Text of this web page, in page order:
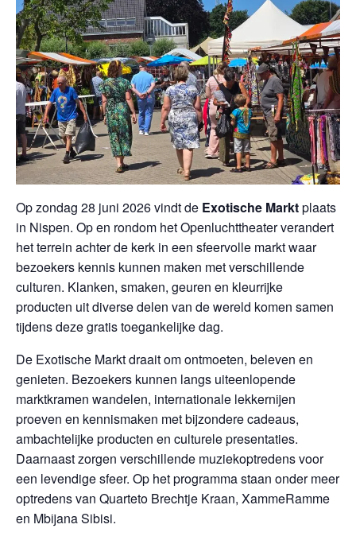
Op zondag 28 juni 2026 vindt de Exotische Marktplaats
in Nispen. Op en rondom het Openluchttheater verandert
het terrein achter de kerk in een sfeervolle markt waar
bezoekers kennis kunnen maken met verschillende
culturen. Klanken, smaken, geuren en kleurrijke
producten uit diverse delen van de wereld komen samen
tijdens deze gratis toegankelijke dag.
De Exotische Markt draait om ontmoeten, beleven en
genieten. Bezoekers kunnen langs uiteenlopende
marktkramen wandelen, internationale lekkernijen
proeven en kennismaken met bijzondere cadeaus,
ambachtelijke producten en culturele presentaties.
Daarnaast zorgen verschillende muziekoptredens voor
een levendige sfeer. Op het programma staan onder meer
optredens van Quarteto Brechtje Kraan, XammeRamme
en Mbijana Sibisi.